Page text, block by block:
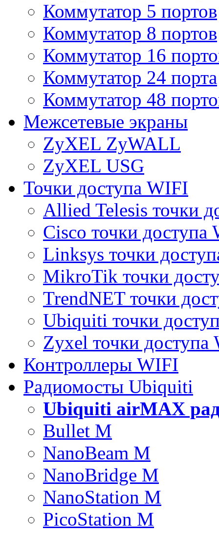
Коммутатор 5 портов
Коммутатор 8 портов
Коммутатор 16
Коммутатор 24 порта
Коммутатор 48
Межсетевые экраны
ZyXEL ZyWALL
ZyXEL USG
Точки доступа WIFI
Allied Telesis точки
Cisco точки доступа
Linksys точки
MikroTik точки
TrendNET точки
Ubiquiti точки
Zyxel точки доступа
Контроллеры WIFI
Радиомосты Ubiquiti
Ubiquiti airMAX
Bullet M
NanoBeam M
NanoBridge M
NanoStation M
PicoStation M